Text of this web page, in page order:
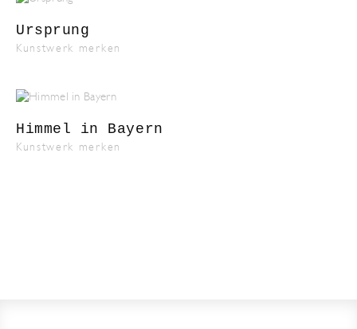
Kunstwerk merken
Ursprung
Kunstwerk merken
Himmel in Bayern